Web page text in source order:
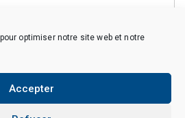
optimiser notre site web et notre
Accepter
du CNRS. Tous droits réservés.
Politique de confidentialité